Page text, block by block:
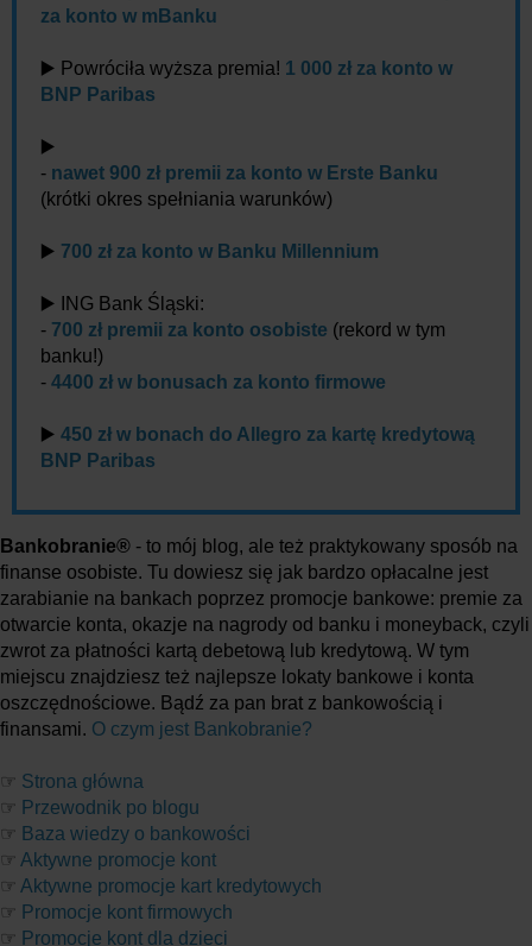
za konto w mBanku
▶️ Powróciła wyższa premia! 1 000 zł za konto w
BNP Paribas
▶️
- nawet 900 zł premii za konto w Erste Banku
(krótki okres spełniania warunków)
▶️ 700 zł za konto w Banku Millennium
▶️ ING Bank Śląski:
- 700 zł premii za konto osobiste (rekord w tym
banku!)
- 4400 zł w bonusach za konto firmowe
▶️ 450 zł w bonach do Allegro za kartę kredytową
BNP Paribas
Bankobranie® - to mój blog, ale też praktykowany sposób na
finanse osobiste. Tu dowiesz się jak bardzo opłacalne jest
zarabianie na bankach poprzez promocje bankowe: premie za
otwarcie konta, okazje na nagrody od banku i moneyback, czyli
zwrot za płatności kartą debetową lub kredytową. W tym
miejscu znajdziesz też najlepsze lokaty bankowe i konta
oszczędnościowe. Bądź za pan brat z bankowością i
finansami. O czym jest Bankobranie?
☞ Strona główna
☞ Przewodnik po blogu
☞ Baza wiedzy o bankowości
☞ Aktywne promocje kont
☞ Aktywne promocje kart kredytowych
☞ Promocje kont firmowych
☞ Promocje kont dla dzieci